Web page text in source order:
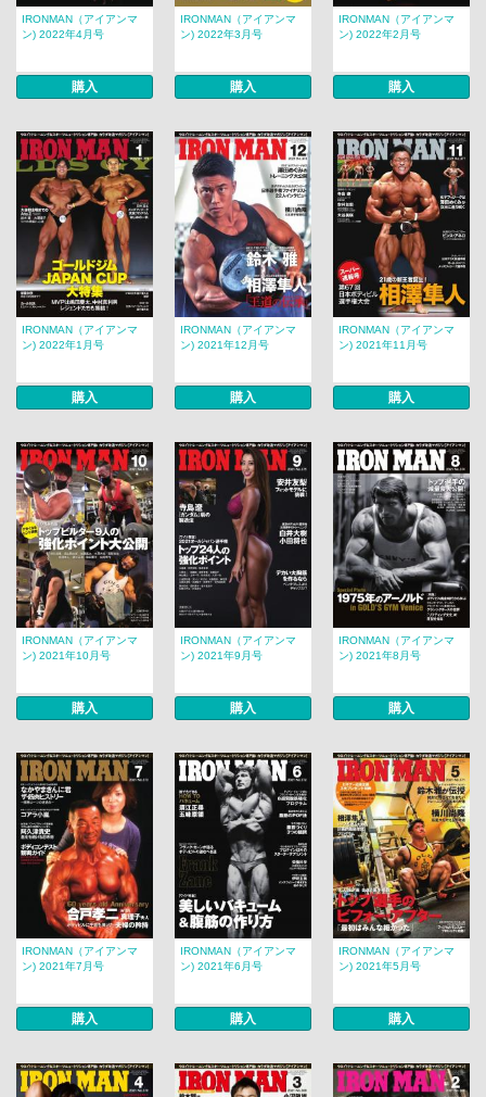
IRONMAN（アイアンマ
ン) 2022年4月号
購入
IRONMAN（アイアンマ
ン) 2022年3月号
購入
IRONMAN（アイアンマ
ン) 2022年2月号
購入
IRONMAN（アイアンマ
ン) 2022年1月号
購入
IRONMAN（アイアンマ
ン) 2021年12月号
購入
IRONMAN（アイアンマ
ン) 2021年11月号
購入
IRONMAN（アイアンマ
ン) 2021年10月号
購入
IRONMAN（アイアンマ
ン) 2021年9月号
購入
IRONMAN（アイアンマ
ン) 2021年8月号
購入
IRONMAN（アイアンマ
ン) 2021年7月号
購入
IRONMAN（アイアンマ
ン) 2021年6月号
購入
IRONMAN（アイアンマ
ン) 2021年5月号
購入